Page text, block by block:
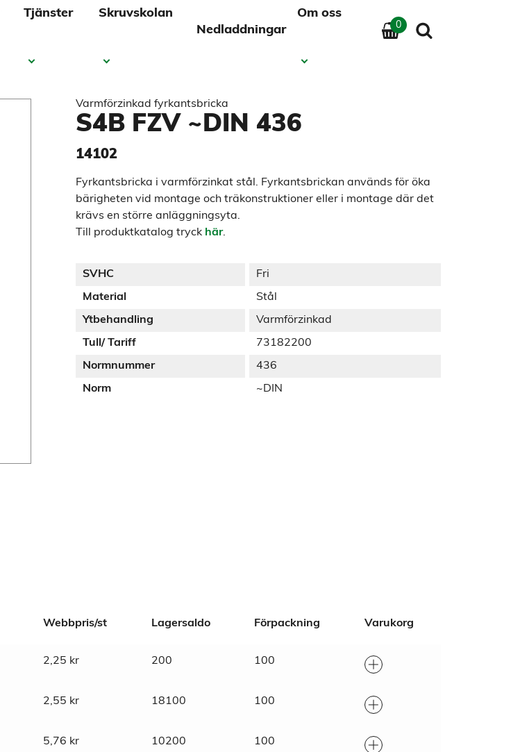
Tjänster
Skruvskolan
Nedladdningar
Om oss
0
Varmförzinkad fyrkantsbricka
S4B FZV ~DIN 436
14102
Fyrkantsbricka i varmförzinkat stål. Fyrkantsbrickan används för öka
bärigheten vid montage och träkonstruktioner eller i montage där det
krävs en större anläggningsyta.
Till produktkatalog tryck här.
SVHC Fri
Material Stål
Ytbehandling Varmförzinkad
Tull/ Tariff 73182200
Normnummer 436
Norm ~DIN
Webbpris/st Lagersaldo Förpackning Varukorg
2,25 kr 200 100
2,55 kr 18100 100
5,76 kr 10200 100